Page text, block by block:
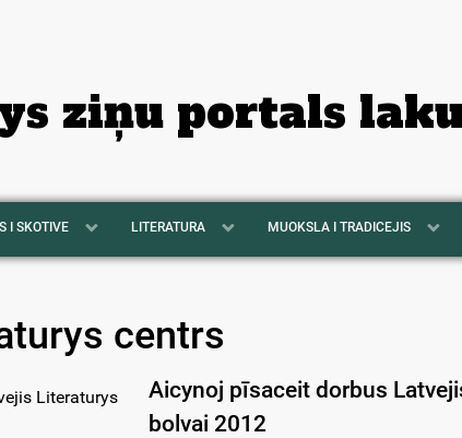
ziņu portals
I SKOTIVE LITERATURA MUOKSLA I TRADICEJIS
centrs
Aicynoj pīsaceit dorbus
bolvai 2012